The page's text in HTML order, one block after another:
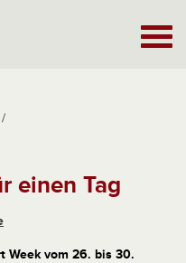
/
einen Tag
Week vom 26. bis 30.